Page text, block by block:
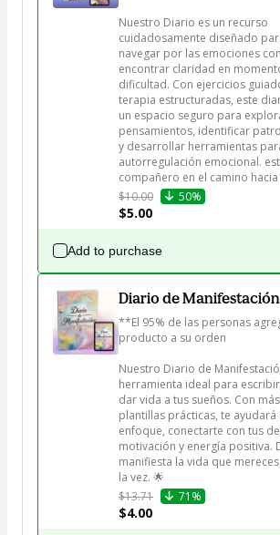
Nuestro Diario es un recurso
cuidadosamente diseñado
navegar por las emociones
encontrar claridad en
dificultad. Con ejercicios
terapia estructuradas, este
un espacio seguro para
pensamientos, identificar
y desarrollar herramientas
autorregulación emocional.
compañero en el camino hacia
$10.00
50%
$5.00
Add to purchase
Diario de Manifestación
**El 95% de las personas
producto a su orden
Nuestro Diario de
herramienta ideal para
dar vida a tus sueños. Con
plantillas prácticas, te ayudará
enfoque, conectarte con tus
motivación y energía positiva.
manifiesta la vida que
la vez. 🌟
$13.71
71%
$4.00